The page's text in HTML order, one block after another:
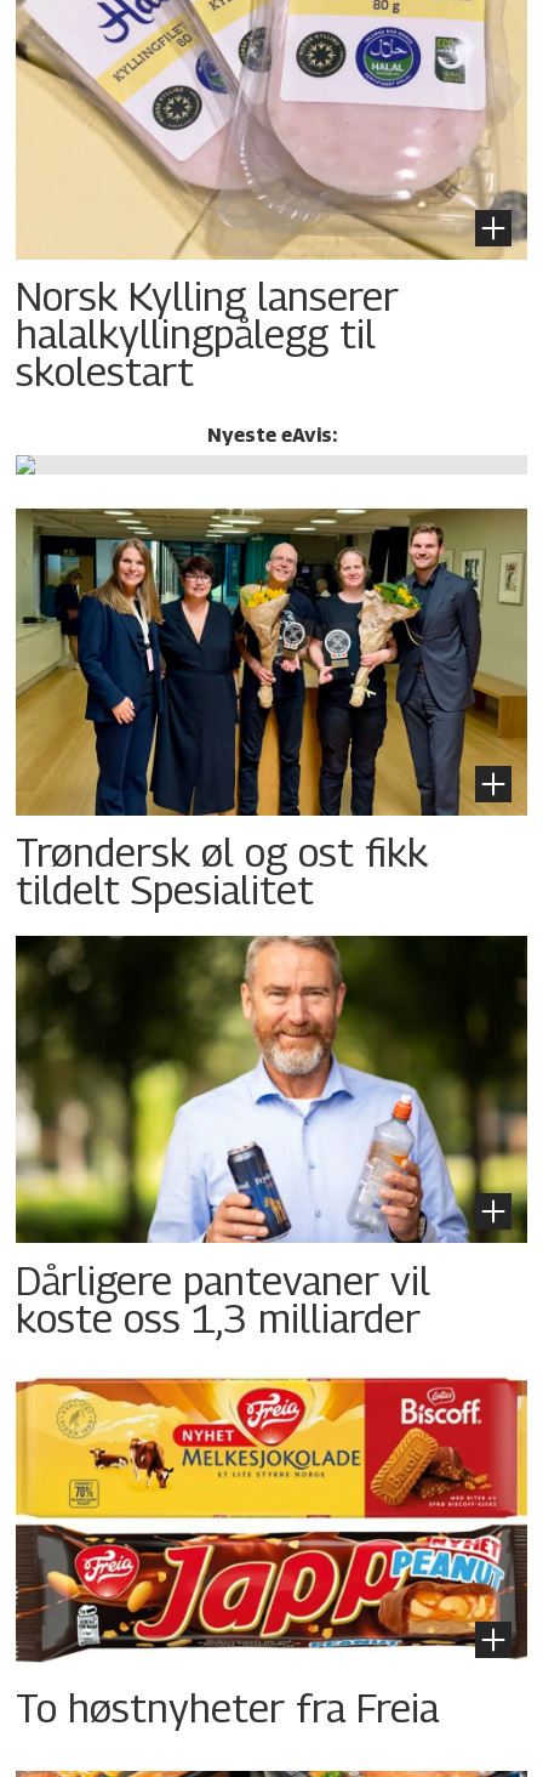
Norsk Kylling lanserer
halalkylling­pålegg til
skolestart
Nyeste eAvis:
Trøndersk øl og ost fikk
tildelt Spesialitet
Dårligere pantevaner vil
koste oss 1,3 milliarder
To høstnyheter fra Freia